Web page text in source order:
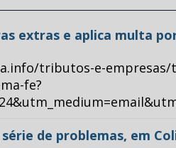
extras e aplica multa
tributos-e-
fe?
de problemas, em